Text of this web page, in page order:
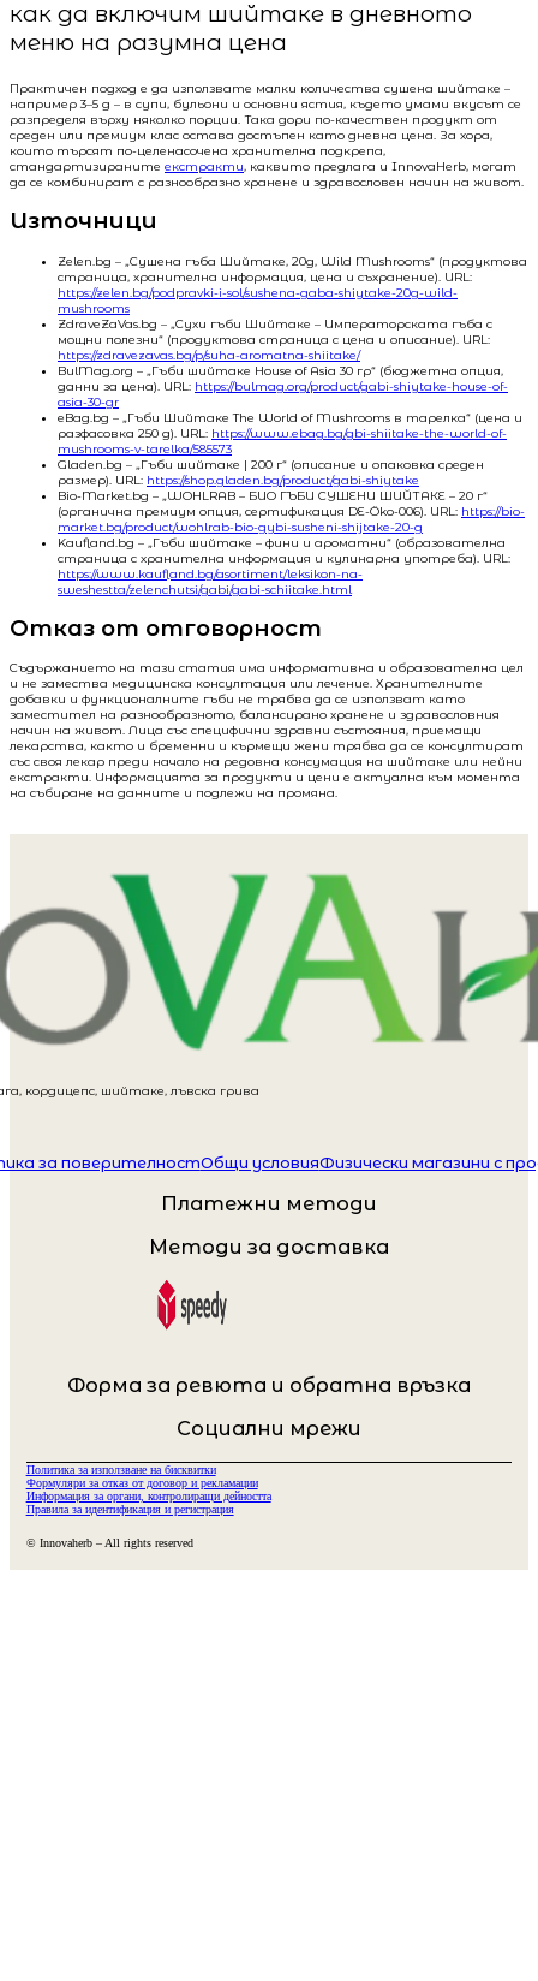
как да включим шийтаке в дневното
меню на разумна цена
Практичен подход е да използвате малки количества сушена шийтаке –
например 3–5 g – в супи, бульони и основни ястия, където умами вкусът се
разпределя върху няколко порции. Така дори по-качествен продукт от
среден или премиум клас остава достъпен като дневна цена. За хора,
които търсят по-целенасочена хранителна подкрепа,
стандартизираните екстракти, каквито предлага и InnovaHerb, могат
да се комбинират с разнообразно хранене и здравословен начин на живот.
Източници
Zelen.bg – „Сушена гъба Шийтаке, 20g, Wild Mushrooms“ (продуктова
страница, хранителна информация, цена и съхранение). URL:
https://zelen.bg/podpravki-i-sol/sushena-gaba-shiytake-20g-wild-
mushrooms
ZdraveZaVas.bg – „Сухи гъби Шийтаке – Императорската гъба с
мощни полезни“ (продуктова страница с цена и описание). URL:
https://zdravezavas.bg/p/suha-aromatna-shiitake/
BulMag.org – „Гъби шийтаке House of Asia 30 гр“ (бюджетна опция,
данни за цена). URL: https://bulmag.org/product/gabi-shiytake-house-of-
asia-30-gr
eBag.bg – „Гъби Шийтаке The World of Mushrooms в тарелка“ (цена и
разфасовка 250 g). URL: https://www.ebag.bg/gbi-shiitake-the-world-of-
mushrooms-v-tarelka/585573
Gladen.bg – „Гъби шийтаке | 200 г“ (описание и опаковка среден
размер). URL: https://shop.gladen.bg/product/gabi-shiytake
Bio-Market.bg – „WOHLRAB – БИО ГЪБИ СУШЕНИ ШИЙТАКЕ – 20 г“
(органична премиум опция, сертификация DE-Öko-006). URL: https://bio-
market.bg/product/wohlrab-bio-gybi-susheni-shijtake-20-g
Kaufland.bg – „Гъби шийтаке – фини и ароматни“ (образователна
страница с хранителна информация и кулинарна употреба). URL:
https://www.kaufland.bg/asortiment/leksikon-na-
sweshestta/zelenchutsi/gabi/gabi-schiitake.html
Отказ от отговорност
Съдържанието на тази статия има информативна и образователна цел
и не замества медицинска консултация или лечение. Хранителните
добавки и функционалните гъби не трябва да се използват като
заместител на разнообразното, балансирано хранене и здравословния
начин на живот. Лица със специфични здравни състояния, приемащи
лекарства, както и бременни и кърмещи жени трябва да се консултират
със своя лекар преди начало на редовна консумация на шийтаке или нейни
екстракти. Информацията за продукти и цени е актуална към момента
на събиране на данните и подлежи на промяна.
кордицепс, шийтаке, лъвска грива
за поверителностОбщи условияФизически магазини с
Платежни методи
Методи за доставка
Форма за ревюта и обратна връзка
Социални мрежи
Политика за използване на бисквитки
Формуляри за отказ от договор и рекламации
Информация за органи, контролиращи дейността
Правила за идентификация и регистрация
© Innovaherb – All rights reserved